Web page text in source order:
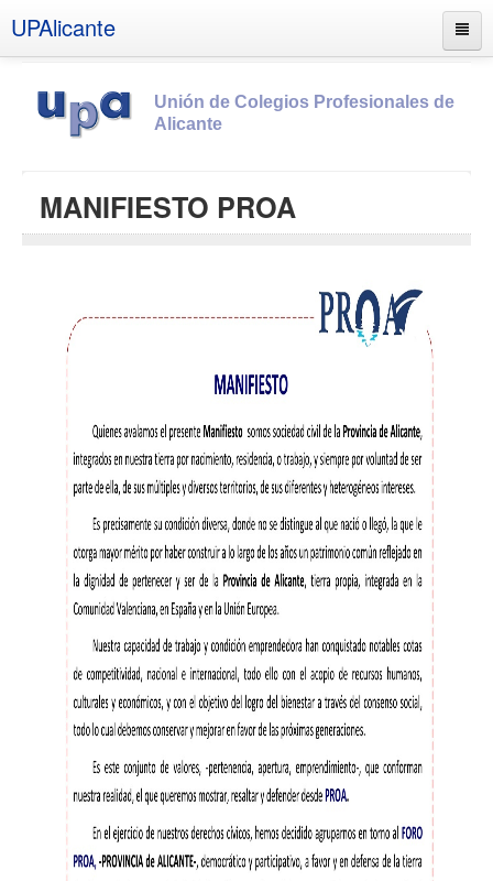
UPAlicante
Unión de Colegios Profesionales de
Alicante
Documentos
Boletines
UPSANA
PROA
Contacto
MANIFIESTO PROA